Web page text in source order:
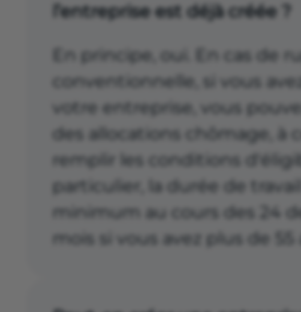
l’entreprise est déjà créée ?
En principe, oui. En cas de
conventionnelle, si vous
votre entreprise, vous
des allocations chômage, à
remplir les conditions
particulier, la durée de
minimum au cours des 24
mois si vous avez plus de 55